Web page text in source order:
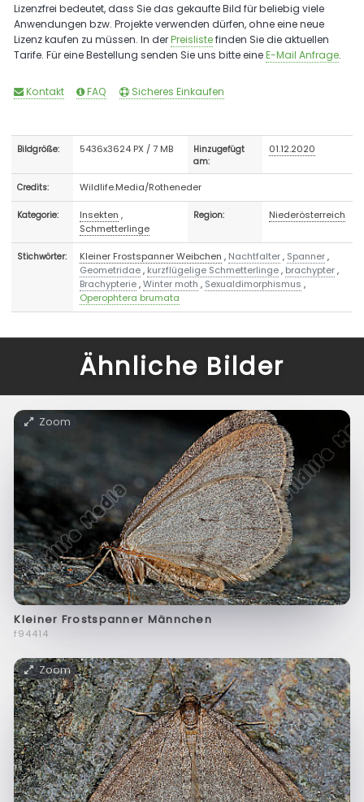
Lizenzfrei bedeutet, dass Sie das gekaufte Bild für beliebig viele
Anwendungen bzw. Projekte verwenden dürfen, ohne eine neue
Lizenz kaufen zu müssen. In derPreislistefinden Sie die aktuellen
Tarife. Für eine Bestellung senden Sie uns bitte eineE-Mail Anfrage.
Kontakt FAQ Sicheres Einkaufen
Bildgröße: 5436x3624 PX / 7 MB
Hinzugefügt
am:
01.12.2020
Credits: Wildlife.Media/Rotheneder
Kategorie: Insekten ,
Schmetterlinge
Region: Niederösterreich
Stichwörter: Kleiner Frostspanner Weibchen , Nachtfalter, Spanner,
Geometridae, kurzflügelige Schmetterlinge, brachypter,
Brachypterie,Winter moth , Sexualdimorphismus ,
Operophtera brumata
Ähnliche Bilder
Zoom
Kleiner Frostspanner Männchen
f94414
Zoom